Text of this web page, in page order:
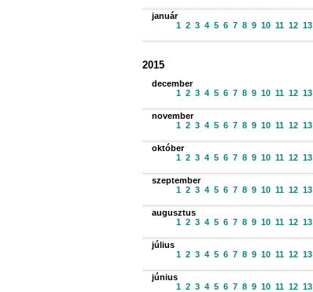
január
1 2 3 4 5 6 7 8 9 10 11 12 13
2015
december
1 2 3 4 5 6 7 8 9 10 11 12 13
november
1 2 3 4 5 6 7 8 9 10 11 12 13
október
1 2 3 4 5 6 7 8 9 10 11 12 13
szeptember
1 2 3 4 5 6 7 8 9 10 11 12 13
augusztus
1 2 3 4 5 6 7 8 9 10 11 12 13
július
1 2 3 4 5 6 7 8 9 10 11 12 13
június
1 2 3 4 5 6 7 8 9 10 11 12 13